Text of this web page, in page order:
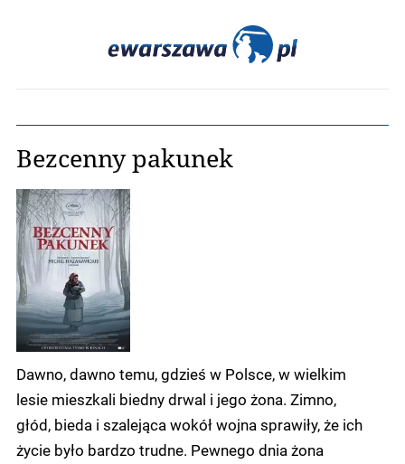
Bezcenny pakunek
Dawno, dawno temu, gdzieś w Polsce, w wielkim
lesie mieszkali biedny drwal i jego żona. Zimno,
głód, bieda i szalejąca wokół wojna sprawiły, że ich
życie było bardzo trudne. Pewnego dnia żona